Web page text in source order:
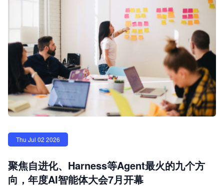
Thu Jul 02 2026
聚焦自进化、Harness等Agent最火的九个方
向，年度AI智能体大会7月开幕